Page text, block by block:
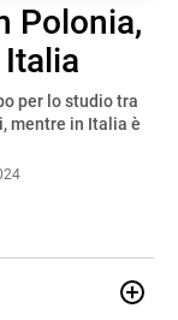
Polonia,
per lo studio tra
mentre in Italia è